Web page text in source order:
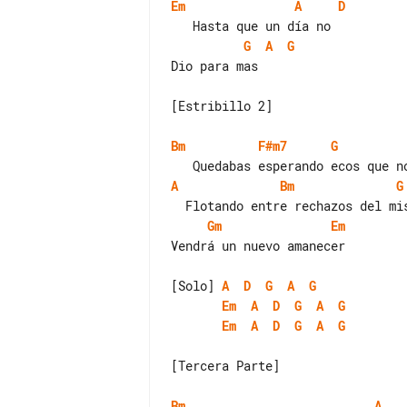
Em A
D
G
A
G
Dio para mas
[Estribillo 2]
Bm F#m7 G
A Bm G
Gm
Em
Vendrá un nuevo amanecer
[Solo] A D G A
G
Em
A D G A
G
Em
A D G A G
[Tercera Parte]